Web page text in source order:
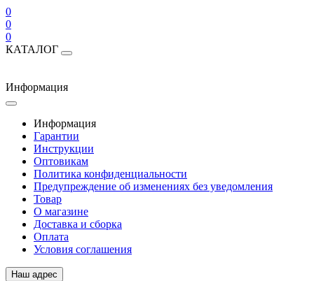
0
0
0
КАТАЛОГ
Информация
Информация
Гарантии
Инструкции
Оптовикам
Политика конфиденциальности
Предупреждение об изменениях без уведомления
Товар
О магазине
Доставка и сборка
Оплата
Условия соглашения
Наш адрес